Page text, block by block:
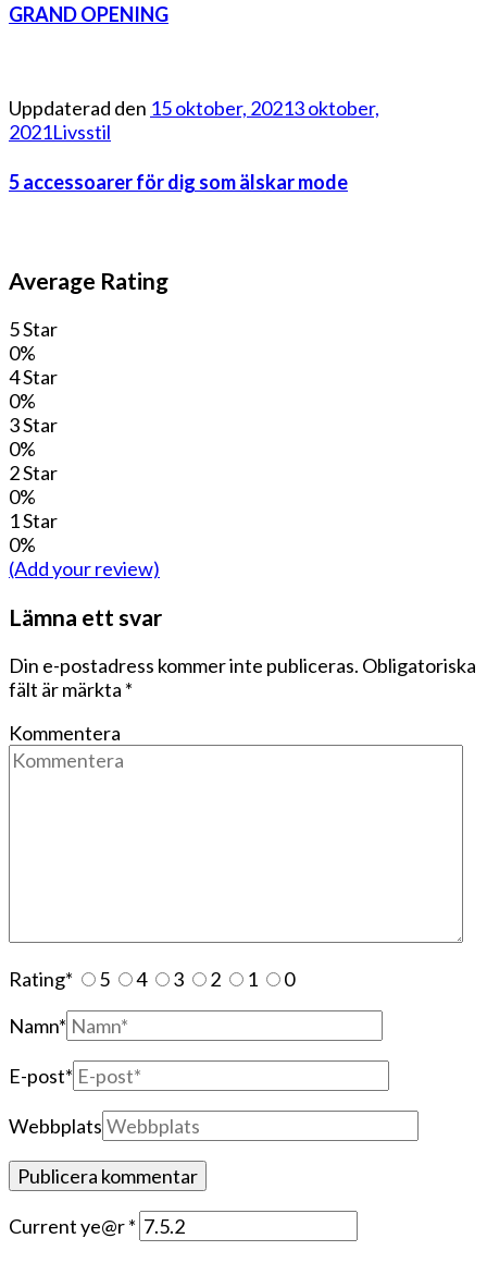
GRAND OPENING
Uppdaterad den 15 oktober, 20213 oktober,
2021Livsstil
5 accessoarer för dig som älskar mode
Average Rating
5 Star
0%
4 Star
0%
3 Star
0%
2 Star
0%
1 Star
0%
(Add your review)
Lämna ett svar
Din e-postadress kommer inte publiceras. Obligatoriska
fält är märkta *
Kommentera
Rating* 5 4 3 2 1
0
Namn*
E-post*
Webbplats
Current ye@r*